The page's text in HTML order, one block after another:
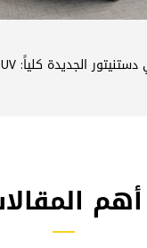
أهم